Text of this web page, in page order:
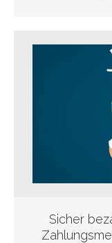
Sicher